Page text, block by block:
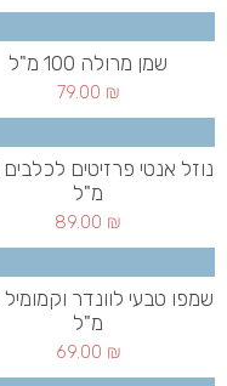
שמן מרולה 100 מ"ל
79.00 ₪
מ"ל
89.00 ₪
מ"ל
69.00 ₪